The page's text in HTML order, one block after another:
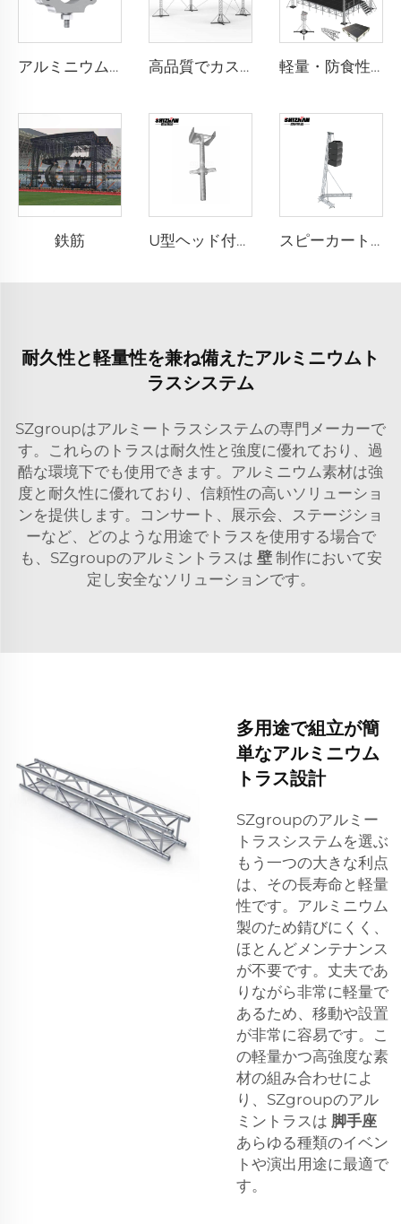
アルミニウム製ブラックシルバースパイラルチューブトラスカップラーフィクスチャーディスプレイトラスシステムアルミニウムクランプ 高品質でカスタマイズ可能なアルミニウム製DJ照明トラス水栓トラス、ポータブルアルミニウム合金トラスディスプレイ 軽量・防食性アルミニウムトラス装飾イベントディスプレイ、結婚式照明トラスディスプレイ、人気商品
鉄筋 U型ヘッド付きネジジャッキ スピーカートラス
耐久性と軽量性を兼ね備えたアルミニウムト
ラスシステム
SZgroupはアルミートラスシステムの専門メーカーで
す。これらのトラスは耐久性と強度に優れており、過
酷な環境下でも使用できます。アルミニウム素材は強
度と耐久性に優れており、信頼性の高いソリューショ
ンを提供します。コンサート、展示会、ステージショ
ーなど、どのような用途でトラスを使用する場合で
も、SZgroupのアルミントラスは 壁 制作において安
定し安全なソリューションです。
多用途で組立が簡
単なアルミニウム
トラス設計
SZgroupのアルミー
トラスシステムを選ぶ
もう一つの大きな利点
は、その長寿命と軽量
性です。アルミニウム
製のため錆びにくく、
ほとんどメンテナンス
が不要です。丈夫であ
りながら非常に軽量で
あるため、移動や設置
が非常に容易です。こ
の軽量かつ高強度な素
材の組み合わせによ
り、SZgroupのアル
ミントラスは 脚手座
あらゆる種類のイベン
トや演出用途に最適で
す。